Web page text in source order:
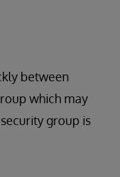
between
which may
group is